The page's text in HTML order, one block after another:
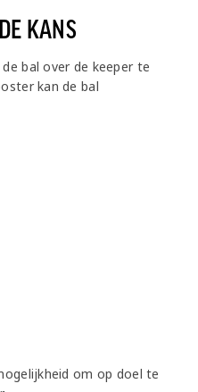
KANS
bal over de keeper te
kan de bal
om op doel te